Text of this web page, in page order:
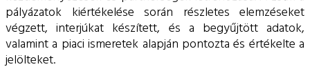
pályázatok kiértékelése során részletes elemzéseket
végzett, interjúkat készített, és a begyűjtött adatok,
valamint a piaci ismeretek alapján pontozta és értékelte a
jelölteket.